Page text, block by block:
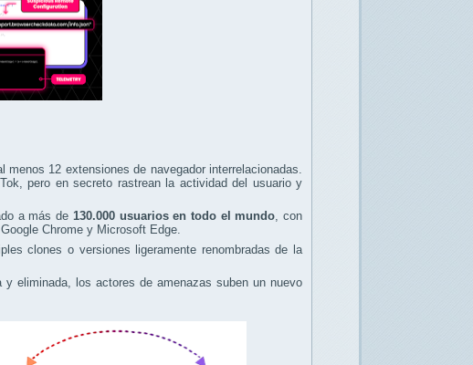
menos 12 extensiones de navegador interrelacionadas.
pero en secreto rastrean la actividad del usuario y
a más de 130.000 usuarios en todo el mundo, con
Chrome y Microsoft Edge.
clones o versiones ligeramente renombradas de la
eliminada, los actores de amenazas suben un nuevo